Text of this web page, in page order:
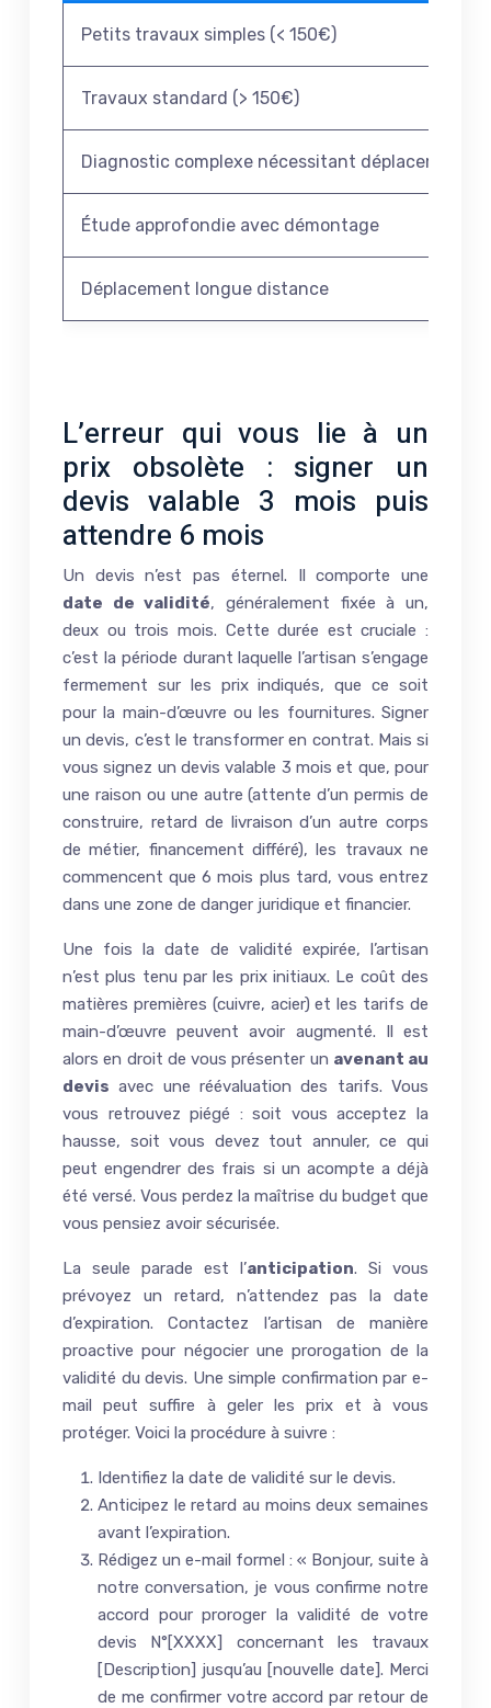
Petits travaux simples (< 150€)
Travaux standard (> 150€)
Diagnostic complexe nécessitant déplacement
Étude approfondie avec démontage
Déplacement longue distance
L’erreur qui vous lie à un
prix obsolète : signer un
devis valable 3 mois puis
attendre 6 mois
Un devis n’est pas éternel. Il comporte une
date de validité, généralement fixée à un,
deux ou trois mois. Cette durée est cruciale :
c’est la période durant laquelle l’artisan s’engage
fermement sur les prix indiqués, que ce soit
pour la main-d’œuvre ou les fournitures. Signer
un devis, c’est le transformer en contrat. Mais si
vous signez un devis valable 3 mois et que, pour
une raison ou une autre (attente d’un permis de
construire, retard de livraison d’un autre corps
de métier, financement différé), les travaux ne
commencent que 6 mois plus tard, vous entrez
dans une zone de danger juridique et financier.
Une fois la date de validité expirée, l’artisan
n’est plus tenu par les prix initiaux. Le coût des
matières premières (cuivre, acier) et les tarifs de
main-d’œuvre peuvent avoir augmenté. Il est
alors en droit de vous présenter un avenant au
devis avec une réévaluation des tarifs. Vous
vous retrouvez piégé : soit vous acceptez la
hausse, soit vous devez tout annuler, ce qui
peut engendrer des frais si un acompte a déjà
été versé. Vous perdez la maîtrise du budget que
vous pensiez avoir sécurisée.
La seule parade est l’anticipation. Si vous
prévoyez un retard, n’attendez pas la date
d’expiration. Contactez l’artisan de manière
proactive pour négocier une prorogation de la
validité du devis. Une simple confirmation par e-
mail peut suffire à geler les prix et à vous
protéger. Voici la procédure à suivre :
Identifiez la date de validité sur le devis.
Anticipez le retard au moins deux semaines
avant l’expiration.
Rédigez un e-mail formel : « Bonjour, suite à
notre conversation, je vous confirme notre
accord pour proroger la validité de votre
devis N°[XXXX] concernant les travaux
[Description] jusqu’au [nouvelle date]. Merci
de me confirmer votre accord par retour de